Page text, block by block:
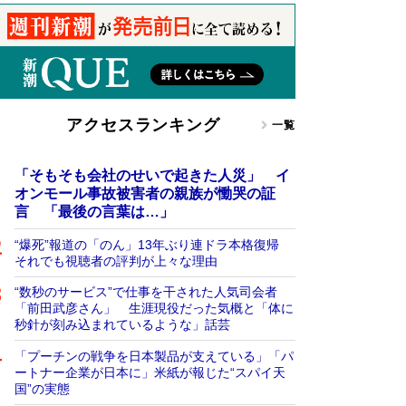
アクセスランキング 一覧
「そもそも会社のせいで起きた人災」 イ
オンモール事故被害者の親族が慟哭の証
言 「最後の言葉は…」
“爆死”報道の「のん」13年ぶり連ドラ本格復帰
それでも視聴者の評判が上々な理由
“数秒のサービス”で仕事を干された人気司会者
「前田武彦さん」 生涯現役だった気概と「体に
秒針が刻み込まれているような」話芸
「プーチンの戦争を日本製品が支えている」「パ
ートナー企業が日本に」米紙が報じた“スパイ天
国”の実態